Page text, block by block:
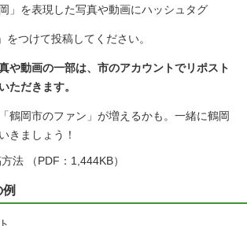
」を表現した写真や動画にハッシュタグ
」をつけて投稿してください。
や動画の一部は、市のアカウントでリポスト
ただきます。
鶴岡市のファン」が増えるかも。一緒に鶴岡
きましょう！
法 （PDF：1,444KB）